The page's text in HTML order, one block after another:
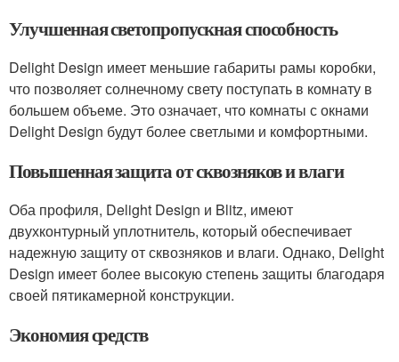
Улучшенная светопропускная способность
Delight Design имеет меньшие габариты рамы коробки,
что позволяет солнечному свету поступать в комнату в
большем объеме. Это означает, что комнаты с окнами
Delight Design будут более светлыми и комфортными.
Повышенная защита от сквозняков и влаги
Оба профиля, Delight Design и Blitz, имеют
двухконтурный уплотнитель, который обеспечивает
надежную защиту от сквозняков и влаги. Однако, Delight
Design имеет более высокую степень защиты благодаря
своей пятикамерной конструкции.
Экономия средств